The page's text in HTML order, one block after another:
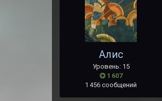
Алис
Уровень: 15
1 607
1 456 сообщений